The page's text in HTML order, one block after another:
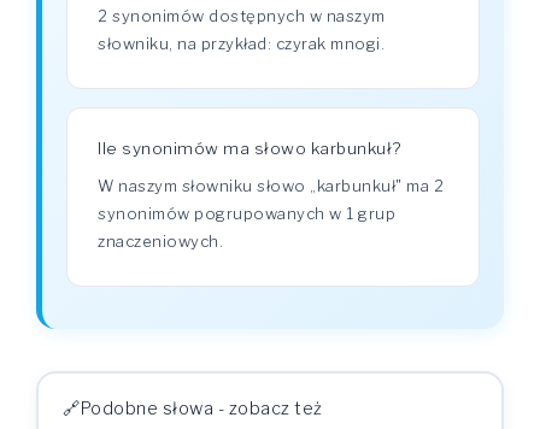
2 synonimów dostępnych w naszym
słowniku, na przykład: czyrak mnogi.
Ile synonimów ma słowo karbunkuł?
W naszym słowniku słowo „karbunkuł" ma 2
synonimów pogrupowanych w 1 grup
znaczeniowych.
Podobne słowa - zobacz też